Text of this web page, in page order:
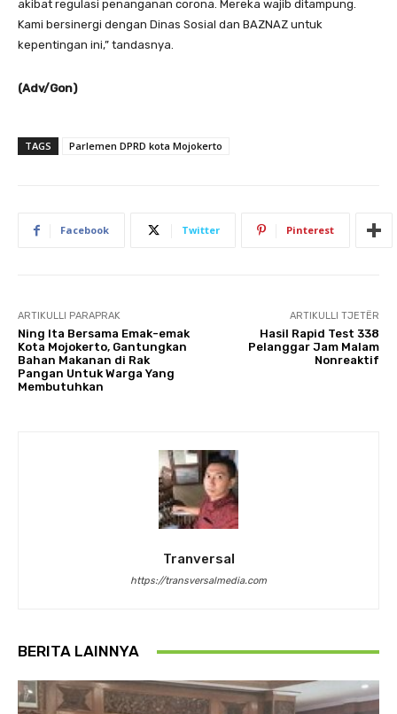
akibat regulasi penanganan corona. Mereka wajib ditampung.
Kami bersinergi dengan Dinas Sosial dan BAZNAZ untuk
kepentingan ini,” tandasnya.
(Adv/Gon)
TAGS Parlemen DPRD kota Mojokerto
Facebook Twitter Pinterest
ARTIKULLI PARAPRAK
Ning Ita Bersama Emak-emak
Kota Mojokerto, Gantungkan
Bahan Makanan di Rak
Pangan Untuk Warga Yang
Membutuhkan
ARTIKULLI TJETËR
Hasil Rapid Test 338
Pelanggar Jam Malam
Nonreaktif
Tranversal
https://transversalmedia.com
BERITA LAINNYA